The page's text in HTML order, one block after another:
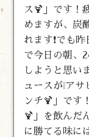
ス🍹」です！
めますが、炭
れます❗でも
で今日の朝、
しようと思い
ュースが❕ア
ンチ🍹」です
🍹」を飲んだ
に勝てる味に